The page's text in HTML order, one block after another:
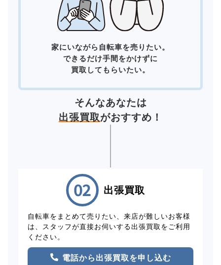
家にいながら自転車を売りたい。
できるだけ手間をかけずに
買取してもらいたい。
そんなあなたは
出張買取がおすすめ！
出張買取
自転車をまとめて売りたい、来店が難しいお客様
は、スタッフが直接お伺いする出張買取をご利用
ください。
電話から出張買取を申し込む